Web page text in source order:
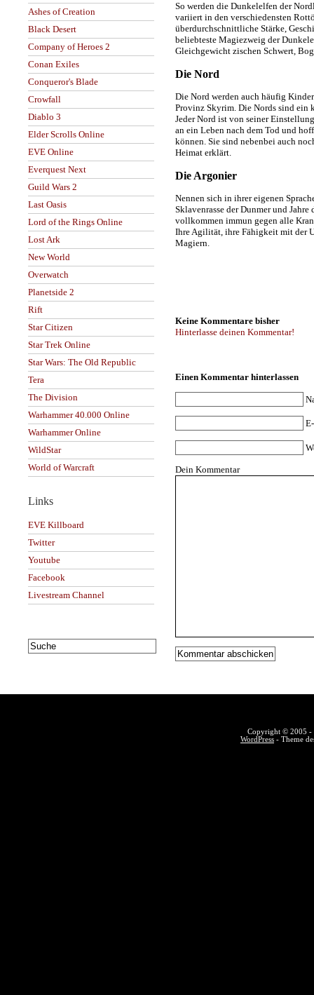
Ashes of Creation
Black Desert
Company of Heroes 2
Conan Exiles
Conqueror's Blade
Crowfall
Diablo 3
Elder Scrolls Online
EVE Online
Everquest Next
Guild Wars 2
Last Oasis
Lord of the Rings Online
Lost Ark
New World
Overwatch
Planetside 2
Rift
Star Citizen
Star Trek Online
Star Wars: The Old Republic
Tera
The Division
Warhammer 40.000 Online
Warhammer Online
WildStar
World of Warcraft
Links
EVE Killboard
Twitter
Youtube
Facebook
Livestream Channel
So werden die Dunkelelfen der
variiert in den verschiedensten
überdurchschnittliche Stärke,
beliebteste Magiezweig der
Gleichgewicht zischen Schwert,
Die Nord
Die Nord werden auch häufig
Provinz Skyrim. Die Nords sind ein
Jeder Nord ist von seiner
an ein Leben nach dem Tod und
können. Sie sind nebenbei auch
Heimat erklärt.
Die Argonier
Nennen sich in ihrer eigenen
Sklavenrasse der Dunmer und
vollkommen immun gegen alle
Ihre Agilität, ihre Fähigkeit mit der
Magiern.
Keine Kommentare bisher
Hinterlasse deinen Kommentar!
Einen Kommentar hinterlassen
Dein Kommentar
Copyright © 2005 -
WordPress - Theme